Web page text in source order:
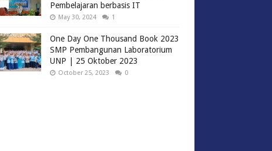
Pembelajaran berbasis IT
May 30, 2024 1
One Day One Thousand Book 2023
SMP Pembangunan Laboratorium
UNP | 25 Oktober 2023
October 25, 2023 0